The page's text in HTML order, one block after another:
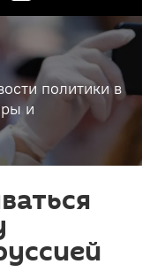
политики в
и